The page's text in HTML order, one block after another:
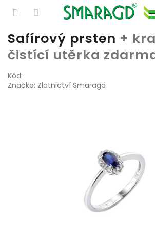
Přejít
na
obsah
Safírový prsten +
čistící utěrka
Kód:
Značka: Zlatnictví Smaragd